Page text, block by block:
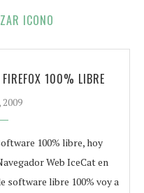
ICONO
100% LIBRE
100% libre, hoy
Web IceCat en
software libre 100% voy a